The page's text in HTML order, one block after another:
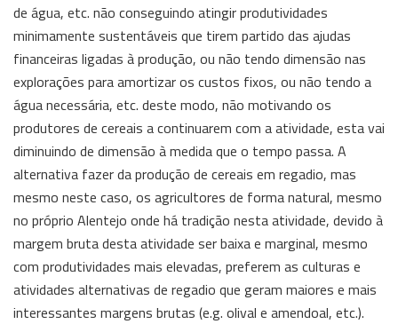
de água, etc. não conseguindo atingir produtividades
minimamente sustentáveis que tirem partido das ajudas
financeiras ligadas à produção, ou não tendo dimensão nas
explorações para amortizar os custos fixos, ou não tendo a
água necessária, etc. deste modo, não motivando os
produtores de cereais a continuarem com a atividade, esta vai
diminuindo de dimensão à medida que o tempo passa. A
alternativa fazer da produção de cereais em regadio, mas
mesmo neste caso, os agricultores de forma natural, mesmo
no próprio Alentejo onde há tradição nesta atividade, devido à
margem bruta desta atividade ser baixa e marginal, mesmo
com produtividades mais elevadas, preferem as culturas e
atividades alternativas de regadio que geram maiores e mais
interessantes margens brutas (e.g. olival e amendoal, etc.).